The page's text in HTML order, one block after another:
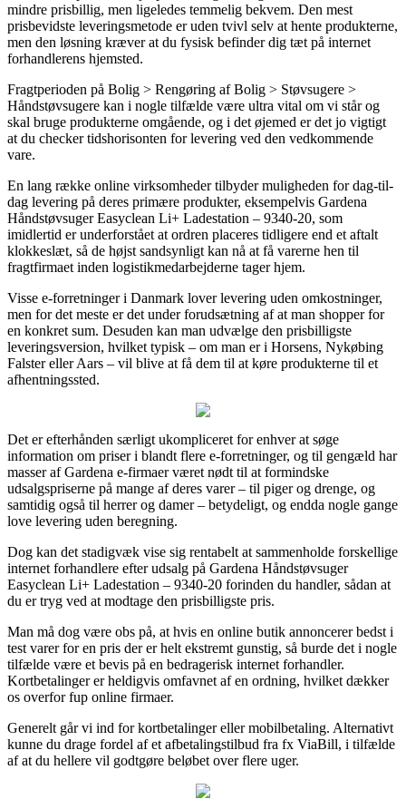
mindre prisbillig, men ligeledes temmelig bekvem. Den mest
prisbevidste leveringsmetode er uden tvivl selv at hente produkterne,
men den løsning kræver at du fysisk befinder dig tæt på internet
forhandlerens hjemsted.
Fragtperioden på Bolig > Rengøring af Bolig > Støvsugere >
Håndstøvsugere kan i nogle tilfælde være ultra vital om vi står og
skal bruge produkterne omgående, og i det øjemed er det jo vigtigt
at du checker tidshorisonten for levering ved den vedkommende
vare.
En lang række online virksomheder tilbyder muligheden for dag-til-
dag levering på deres primære produkter, eksempelvis Gardena
Håndstøvsuger Easyclean Li+ Ladestation – 9340-20, som
imidlertid er underforstået at ordren placeres tidligere end et aftalt
klokkeslæt, så de højst sandsynligt kan nå at få varerne hen til
fragtfirmaet inden logistikmedarbejderne tager hjem.
Visse e-forretninger i Danmark lover levering uden omkostninger,
men for det meste er det under forudsætning af at man shopper for
en konkret sum. Desuden kan man udvælge den prisbilligste
leveringsversion, hvilket typisk – om man er i Horsens, Nykøbing
Falster eller Aars – vil blive at få dem til at køre produkterne til et
afhentningssted.
Det er efterhånden særligt ukompliceret for enhver at søge
information om priser i blandt flere e-forretninger, og til gengæld har
masser af Gardena e-firmaer været nødt til at formindske
udsalgspriserne på mange af deres varer – til piger og drenge, og
samtidig også til herrer og damer – betydeligt, og endda nogle gange
love levering uden beregning.
Dog kan det stadigvæk vise sig rentabelt at sammenholde forskellige
internet forhandlere efter udsalg på Gardena Håndstøvsuger
Easyclean Li+ Ladestation – 9340-20 forinden du handler, sådan at
du er tryg ved at modtage den prisbilligste pris.
Man må dog være obs på, at hvis en online butik annoncerer bedst i
test varer for en pris der er helt ekstremt gunstig, så burde det i nogle
tilfælde være et bevis på en bedragerisk internet forhandler.
Kortbetalinger er heldigvis omfavnet af en ordning, hvilket dækker
os overfor fup online firmaer.
Generelt går vi ind for kortbetalinger eller mobilbetaling. Alternativt
kunne du drage fordel af et afbetalingstilbud fra fx ViaBill, i tilfælde
af at du hellere vil godtgøre beløbet over flere uger.